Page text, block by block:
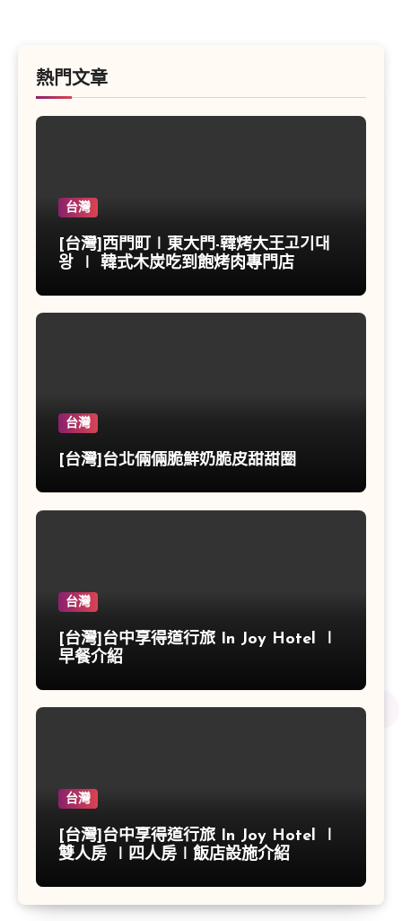
熱門文章
台灣
[台灣]西門町∣東大門-韓烤大王고기대
왕 ∣ 韓式木炭吃到飽烤肉專門店
台灣
[台灣]台北倆倆脆鮮奶脆皮甜甜圈
台灣
[台灣]台中享得道行旅 In Joy Hotel ∣
早餐介紹
台灣
[台灣]台中享得道行旅 In Joy Hotel ∣
雙人房 ∣四人房∣飯店設施介紹